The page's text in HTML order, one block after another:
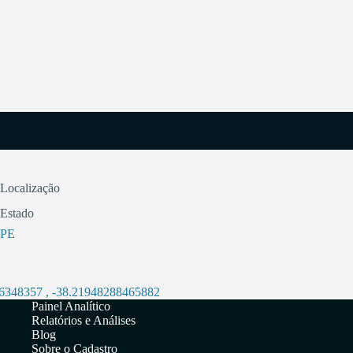
Localização
Estado
PE
, -38.21948288465882
Painel Analítico
Relatórios e Análises
Blog
Sobre o Cadastro